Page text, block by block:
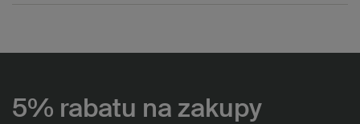
5% rabatu na zakupy